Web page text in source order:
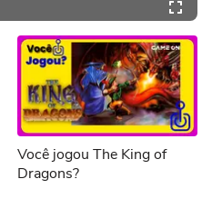
Você jogou The King of
Dragons?